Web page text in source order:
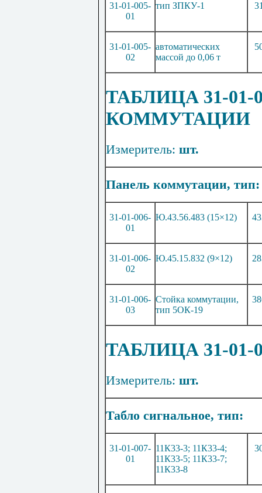
31-01-005-
01
тип ЗПКУ-1 3
31-01-005-
02
автоматических
массой до 0,06 т
5
ТАБЛИЦА 31-
КОММУТАЦИИ
Измеритель: шт.
Панель коммутации, тип:
31-01-006-
01
Ю.43.56.483 (15×12) 43
31-01-006-
02
Ю.45.15.832 (9×12) 28
31-01-006-
03
Стойка коммутации,
тип 5ОК-19
38
ТАБЛИЦА 31-
Измеритель: шт.
Табло сигнальное, тип:
31-01-007-
01
11К33-3; 11К33-4;
11К33-5; 11К33-7;
11К33-8
3